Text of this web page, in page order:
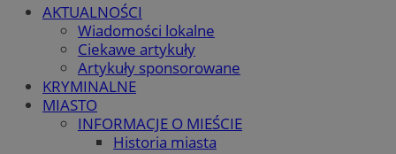
AKTUALNOŚCI
Wiadomości lokalne
Ciekawe artykuły
Artykuły sponsorowane
KRYMINALNE
MIASTO
INFORMACJE O MIEŚCIE
Historia miasta